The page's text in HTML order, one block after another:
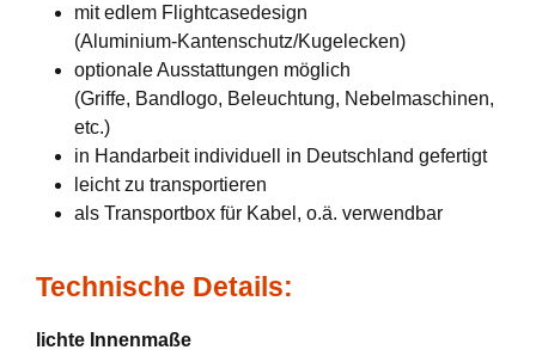
mit edlem Flightcasedesign
(Aluminium-Kantenschutz/Kugelecken)
optionale Ausstattungen möglich
(Griffe, Bandlogo, Beleuchtung, Nebelmaschinen,
etc.)
in Handarbeit individuell in Deutschland gefertigt
leicht zu transportieren
als Transportbox für Kabel, o.ä. verwendbar
Technische Details:
lichte Innenmaße